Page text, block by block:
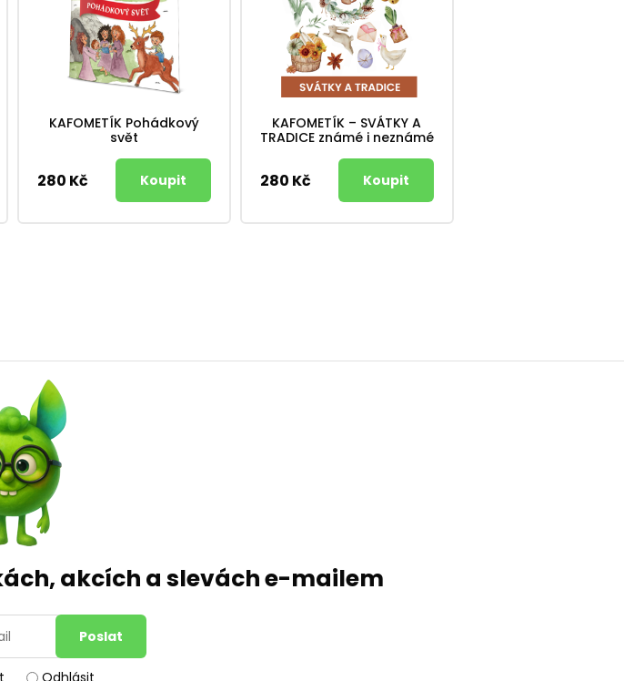
KAFOMETÍK Pohádkový
svět
280 Kč
KAFOMETÍK – SVÁTKY A
TRADICE známé i neznámé
280 Kč
akcích a slevách e-mailem
Odhlásit